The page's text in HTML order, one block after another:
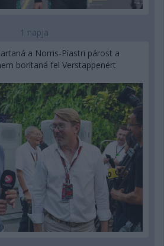
1 napja
a Norris-Piastri párost a
borítaná fel Verstappenért